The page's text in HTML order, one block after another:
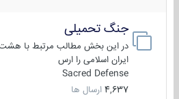
جنگ تحمیلی
در این بخش مطالب مرتبط با هشت
ایران اسلامی را ارس
Sacred Defense
4,637 ارسال ها